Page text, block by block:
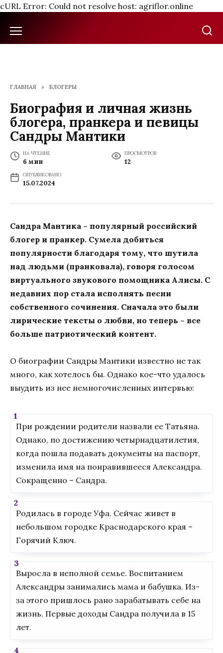
cURL Error: Could not resolve host: agriflor.online
содержанию
ГЛАВНАЯ » БЛОГЕРЫ
Биография и личная жизнь
блогера, пранкера и певицы
Сандры Мантики
НА ЧТЕНИЕ
6 мин
ПРОСМОТРОВ
12
ОПУБЛИКОВАНО
15.07.2024
Сандра Мантика – популярный российский
блогер и пранкер. Сумела добиться
популярности благодаря тому, что шутила
над людьми (пранковала), говоря голосом
виртуального звукового помощника Алисы. С
недавних пор стала исполнять песни
собственного сочинения. Сначала это были
лирические тексты о любви, но теперь – все
больше патриотический контент.
О биографии Сандры Мантики известно не так
много, как хотелось бы. Однако кое-что удалось
выудить из нее немногочисленных интервью:
При рождении родители назвали ее Татьяна.
Однако, по достижению четырнадцатилетия,
когда пошла подавать документы на паспорт,
изменила имя на понравившееся Александра.
Сокращенно – Сандра.
Родилась в городе Уфа. Сейчас живет в
небольшом городке Краснодарского края –
Горячий Ключ.
Выросла в неполной семье. Воспитанием
Александры занимались мама и бабушка. Из-
за этого пришлось рано зарабатывать себе на
жизнь. Первые доходы Сандра получила в 15
лет.